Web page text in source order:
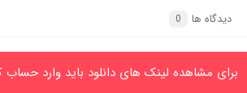
دیدگاه ها 0
برای مشاهده لینک های دانلود باید وارد